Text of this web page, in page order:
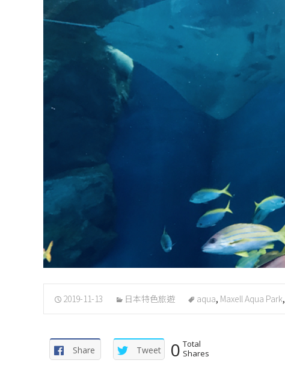
2019-11-13 日本特色旅遊 aqua, Maxell Aqua Park,
Share Tweet 0 Total
Shares